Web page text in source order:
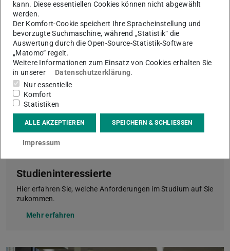
Studieninteressierte
Hier erfahren Sie, welche Anforderungen im Studium auf Sie
zukommen.
Mehr erfahren
kann. Diese essentiellen Cookies können nicht abgewählt
werden.
Der Komfort-Cookie speichert Ihre Spracheinstellung und
bevorzugte Suchmaschine, während „Statistik“ die
Auswertung durch die Open-Source-Statistik-Software
„Matomo“ regelt.
Weitere Informationen zum Einsatz von Cookies erhalten Sie
in unserer
Datenschutzerklärung.
Nur essentielle
Komfort
Statistiken
ALLE AKZEPTIEREN SPEICHERN & SCHLIESSEN
Impressum